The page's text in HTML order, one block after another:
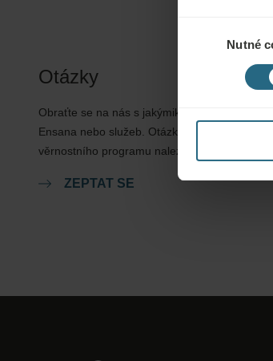
Nutné
Otázky
Obraťte se na nás s jakýmikoli dotazy ohledně
Ensana nebo služeb. Otázky a odpovědi
věrnostního programu naleznete zde.
ZEPTAT SE